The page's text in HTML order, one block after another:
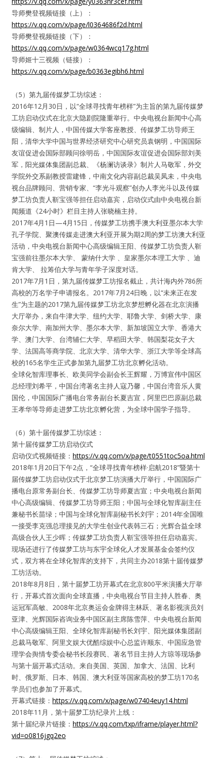
密码
记住我的登录状态
没帐号？注册一个
导师樊登视频链接（上）：
https://v.qq.com/x/page/l0364686f2d.html
导师樊登视频链接（下）：
https://v.qq.com/x/page/w0364wcq17g.html
导师姬十三视频（链接）：
https://v.qq.com/x/page/b0363egibh6.html
（5）第九届传媒梦工坊综述：
2016年12月30日，以“全球寻找青年榜样”为主旨的第九届传媒梦
工坊启动仪式在北京大隐剧院隆重举行。中央电视台新闻中心高
级编辑、制片人，中国传媒大学客座教授、传媒梦工坊导师王
阳，清华大学中国与世界经济研究中心研究员袁钢明，中国国际
友谊促进会国际部顾问徐明岳，中国国际友谊促进会国际部刘美
军，阳光媒体集团副总裁、《杨澜访谈录》制片人马敬军，外交
学院外交系副教授雷建锋，中南文化内容副总裁吴凤未，中央电
视台品牌顾问、营销专家、“李光斗观察”创办人李光斗以及传媒
梦工坊负责人靳宝强等担任启动嘉宾，启动仪式由中央电视台新
闻频道《24小时》栏目主持人张晓楠主持。
2017年4月1日—4月15日，传媒梦工坊携手澳大利亚墨尔本大学
孔子学院、聚澳传媒走进澳大利亚开展为期2周的梦工坊澳大利亚
活动，中央电视台新闻中心高级编辑王阳、传媒梦工坊负责人靳
宝强前往墨尔本大学、 蒙纳什大学 、皇家墨尔本理工大学 、迪
肯大学、 拉筹伯大学与青年学子深度对话。
2017年7月1日，第九届传媒梦工坊报名截止，共计海内外786所
高校的万名学子申请报名。2017年7月24日晚，以“未来正在发
生”为主题的2017第九届传媒梦工坊北京梦想孵化器在北京演播
大厅举办，来自牛津大学、纽约大学、耶鲁大学、剑桥大学、康
奈尔大学、南加州大学、墨尔本大学、新加坡国立大学、香港大
学、澳门大学、台湾辅仁大学、早稻田大学、韩国梨花女子大
学、法国高等商学院、北京大学、清华大学、浙江大学等全球高
校的165名学生正式参加第九届梦工坊北京孵化活动。
全球化智库理事长、欧美同学会副会长王辉耀，万博宣伟中国区
总经理刘希平，中国台湾著名主持人寇乃馨，中国台湾音乐人黄
国伦，中国国际广播电台常务副台长夏吉宣，阿里巴巴原副总裁
王孝华等导师走进梦工坊北京孵化营，为全球中国学子指导。
（6）第十届传媒梦工坊综述：
第十届传媒梦工坊启动仪式
启动仪式视频链接： https://v.qq.com/x/page/t0551toc5oa.html
2018年1月20日下午2点，“全球寻找青年榜样·启航2018”暨第十
届传媒梦工坊启动仪式于北京梦工坊演播大厅举行，中国国际广
播电台原常务副台长、传媒梦工坊导师夏吉宣；中央电视台新闻
中心高级编辑、传媒梦工坊导师王阳；中国与全球化智库副主任
兼秘书长苗绿；中国与全球化智库副秘书长刘宇；2014年全国唯
一接受李克强总理接见的大学生创业代表韩三石；光辉合益全球
高级合伙人王少晖；传媒梦工坊负责人靳宝强等担任启动嘉宾。
现场还进行了传媒梦工坊与东宇全球化人才发展基金会签约仪
式，双方将在全球化智库的支持下，共同主办2018第十届传媒梦
工坊活动。
2018年8月8日，第十届梦工坊开幕式在北京800平米演播大厅举
行，开幕式首次面向全球直播，中央电视台节目主持人胜春、奥
运冠军高敏、2008年北京奥运会金牌得主林跃、著名影视演员刘
亚津、光辉国际咨询业务中国区副主席陈雪萍、中央电视台新闻
中心高级编辑王阳、全球化智库副秘书长刘宇、阳光媒体集团副
总裁马敬军、阿里文娱大优酷综娱中心总监许顺东、中国应急管
理学会舆情专委会秘书长段赛民、著名节目主持人方琼等现场参
与第十届开幕式活动。来自美国、英国、加拿大、法国、比利
时、俄罗斯、日本、韩国、澳大利亚等国家高校的梦工坊170名
学员们也参加了开幕式。
开幕式链接： https://v.qq.com/x/page/w07404euy14.html
2018年11月，第十届梦工坊纪录片上线：
第十届纪录片链接： https://v.qq.com/txp/iframe/player.html?
vid=o0816jgq2eo